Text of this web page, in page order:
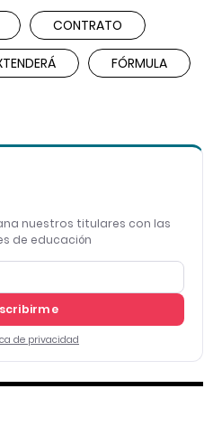
CONTRATO
FÓRMULA
nuestros titulares con las
de educación
de privacidad